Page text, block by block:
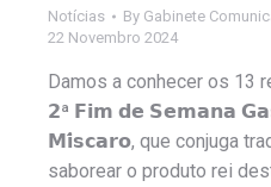
Notícias By Gabinete
22 Novembro 2024
Damos a conhecer os 13
𝟮ª 𝗙𝗶𝗺 𝗱𝗲 𝗦𝗲𝗺𝗮𝗻𝗮
𝗠𝗶́𝘀𝗰𝗮𝗿𝗼, que conjuga
saborear o produto rei